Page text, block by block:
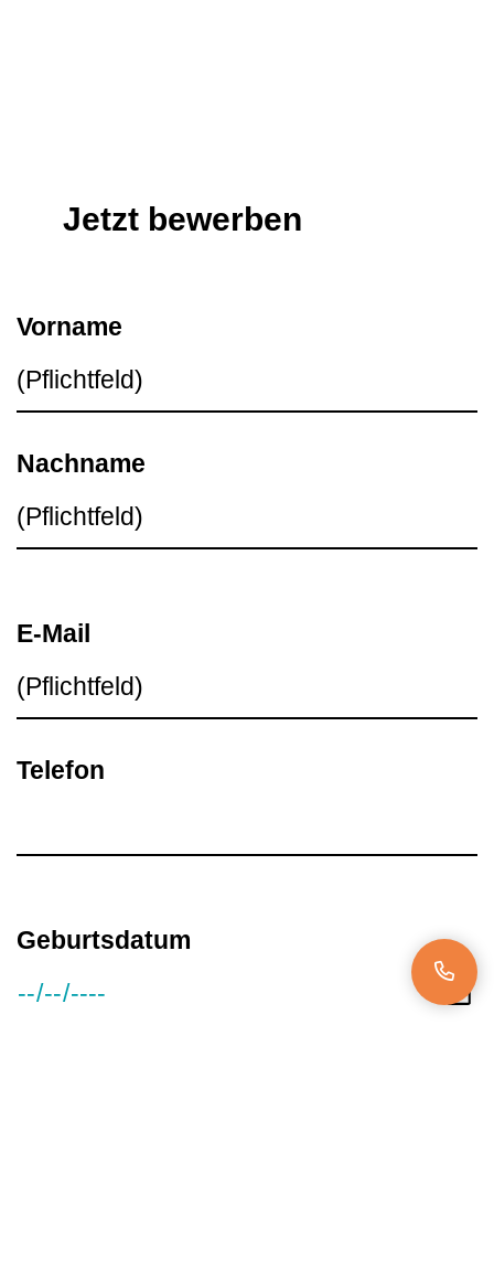
Jetzt bewerben
Vorname
Nachname
E-Mail
Telefon
Geburtsdatum